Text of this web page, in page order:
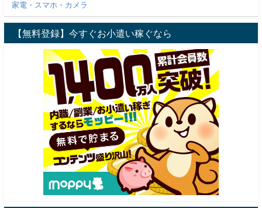
家電・スマホ・カメラ
【無料登録】今すぐお小遣い稼ぐなら